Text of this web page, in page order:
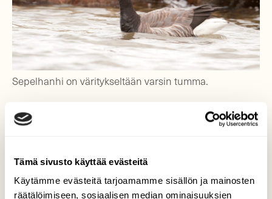
Tämä sivusto käyttää evästeitä
Käytämme evästeitä tarjoamamme sisällön ja mainosten
räätälöimiseen, sosiaalisen median ominaisuuksien
Sepelhanhi on väritykseltään varsin tumma.